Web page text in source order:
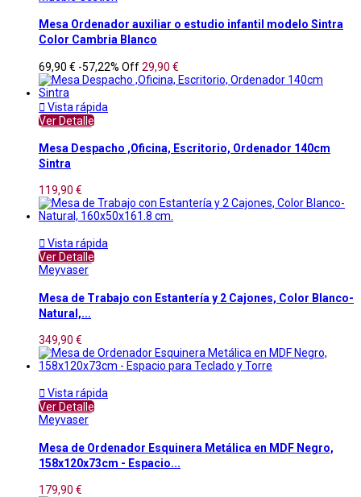
Mesa Ordenador auxiliar o estudio infantil modelo Sintra
Color Cambria Blanco
69,90 € -57,22% Off29,90 €
 Vista rápida
Ver Detalle
Mesa Despacho ,Oficina, Escritorio, Ordenador 140cm
Sintra
119,90 €
 Vista rápida
Ver Detalle
Meyvaser
Mesa de Trabajo con Estantería y 2 Cajones, Color Blanco-
Natural,...
349,90 €
 Vista rápida
Ver Detalle
Meyvaser
Mesa de Ordenador Esquinera Metálica en MDF Negro,
158x120x73cm - Espacio...
179,90 €